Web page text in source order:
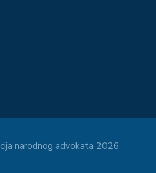
narodnog advokata 2026